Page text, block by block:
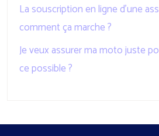
La souscription en ligne d’une
comment ça marche ?
Je veux assurer ma moto juste
ce possible ?